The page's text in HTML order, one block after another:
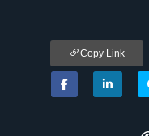
Copy Link